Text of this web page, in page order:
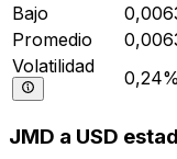
Bajo
Promedio
Volatilidad
0,24%
JMD a USD